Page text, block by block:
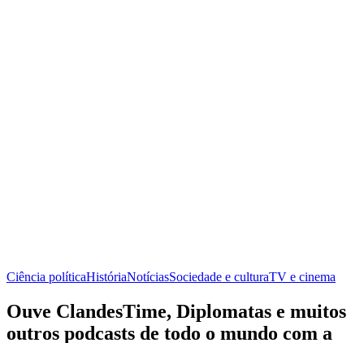
Ciência políticaHistóriaNotíciasSociedade e culturaTV e cinema
Ouve ClandesTime, Diplomatas e muitos
outros podcasts de todo o mundo com a